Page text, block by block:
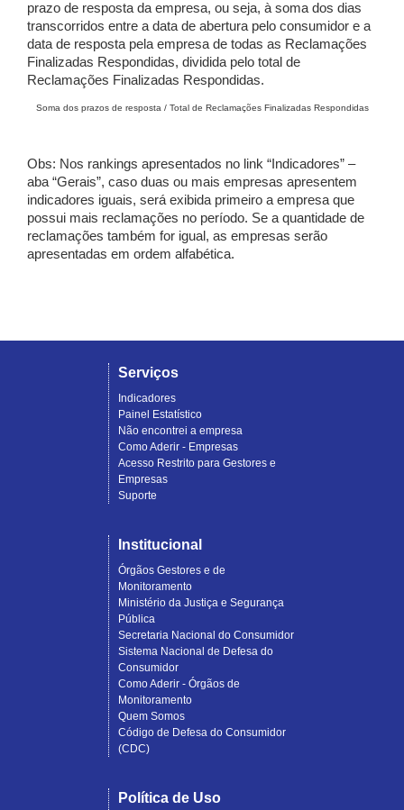
prazo de resposta da empresa, ou seja, à soma dos dias
transcorridos entre a data de abertura pelo consumidor e a
data de resposta pela empresa de todas as Reclamações
Finalizadas Respondidas, dividida pelo total de
Reclamações Finalizadas Respondidas.
Soma dos prazos de resposta / Total de Reclamações Finalizadas Respondidas
Obs: Nos rankings apresentados no link “Indicadores” –
aba “Gerais”, caso duas ou mais empresas apresentem
indicadores iguais, será exibida primeiro a empresa que
possui mais reclamações no período. Se a quantidade de
reclamações também for igual, as empresas serão
apresentadas em ordem alfabética.
Serviços
Indicadores
Painel Estatístico
Não encontrei a empresa
Como Aderir - Empresas
Acesso Restrito para Gestores e
Empresas
Suporte
Institucional
Órgãos Gestores e de
Monitoramento
Ministério da Justiça e Segurança
Pública
Secretaria Nacional do Consumidor
Sistema Nacional de Defesa do
Consumidor
Como Aderir - Órgãos de
Monitoramento
Quem Somos
Código de Defesa do Consumidor
(CDC)
Política de Uso